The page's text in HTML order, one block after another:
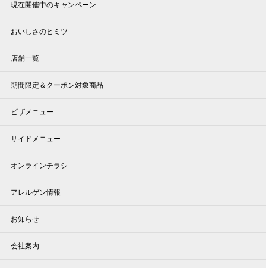
現在開催中のキャンペーン
おいしさのヒミツ
店舗一覧
期間限定＆クーポン対象商品
ピザメニュー
サイドメニュー
オンラインチラシ
アレルゲン情報
お知らせ
会社案内